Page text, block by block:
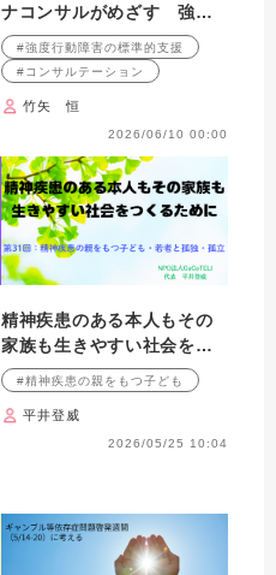
ナコンサルがめざす 強度
行動障害の標準的支援 最
終回（第30回） 福祉にコ
ンサルは必要なのか
#強度行動障害の標準的支援
#コンサルテーション
竹矢 恒
2026/06/10 00:00
精神疾患のある本人もその
家族も生きやすい社会をつ
くるために 第31回：精神
疾患の親をもつ子ども・若
者と孤独・孤立
#精神疾患の親をもつ子ども
平井登威
2026/05/25 10:04